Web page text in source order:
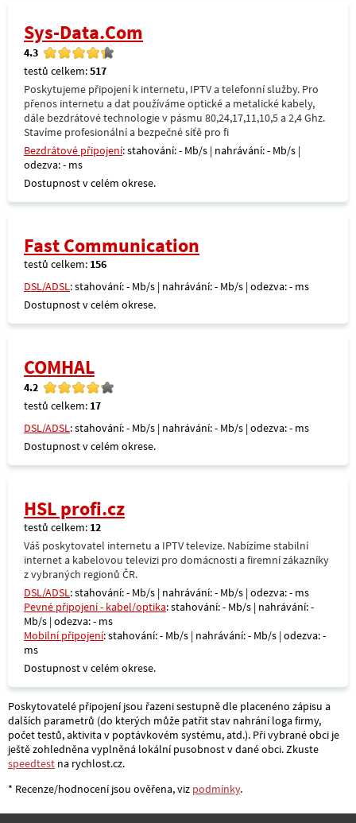
Sys-Data.Com
4.3
testů celkem:517
Poskytujeme připojení k internetu, IPTV a telefonní služby. Pro
přenos internetu a dat používáme optické a metalické kabely,
dále bezdrátové technologie v pásmu 80,24,17,11,10,5 a 2,4 Ghz.
Stavíme profesionální a bezpečné síťě pro fi
Bezdrátové připojení: stahování: - Mb/s | nahrávání: - Mb/s |
odezva: - ms
Dostupnost v celém okrese.
Fast Communication
testů celkem: 156
DSL/ADSL: stahování: - Mb/s | nahrávání: - Mb/s | odezva: - ms
Dostupnost v celém okrese.
COMHAL
4.2
testů celkem: 17
DSL/ADSL: stahování: - Mb/s | nahrávání: - Mb/s | odezva: - ms
Dostupnost v celém okrese.
HSL profi.cz
testů celkem: 12
Váš poskytovatel internetu a IPTV televize. Nabízíme stabilní
internet a kabelovou televizi pro domácnosti a firemní zákazníky
z vybraných regionů ČR.
DSL/ADSL: stahování: - Mb/s | nahrávání: - Mb/s | odezva: - ms
Pevné připojení - kabel/optika: stahování: - Mb/s | nahrávání: -
Mb/s | odezva: - ms
Mobilní připojení: stahování: - Mb/s | nahrávání: - Mb/s | odezva: -
ms
Dostupnost v celém okrese.
Poskytovatelé připojení jsou řazeni sestupně dle placenéno zápisu a
dalších parametrů (do kterých může patřit stav nahrání loga firmy,
počet testů, aktivita v poptávkovém systému, atd.). Při vybrané obci je
ještě zohledněna vyplněná lokální pusobnost v dané obci. Zkuste
speedtest na rychlost.cz.
* Recenze/hodnocení jsou ověřena, viz podmínky.